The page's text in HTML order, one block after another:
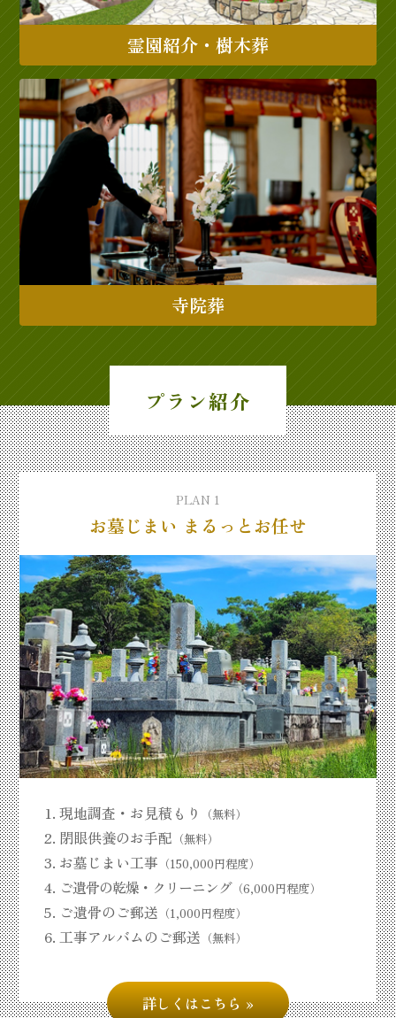
霊園紹介・樹木葬
寺院葬
プラン紹介
PLAN 1
お墓じまい まるっとお任せ
現地調査・お見積もり （無料）
閉眼供養のお手配 （無料）
お墓じまい工事 （150,000円程度）
ご遺骨の乾燥・クリーニング（6,000円程度）
ご遺骨のご郵送 （1,000円程度）
工事アルバムのご郵送 （無料）
詳しくはこちら